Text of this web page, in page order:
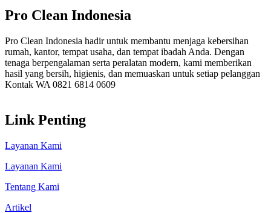
Pro Clean Indonesia
Pro Clean Indonesia hadir untuk membantu menjaga kebersihan
rumah, kantor, tempat usaha, dan tempat ibadah Anda. Dengan
tenaga berpengalaman serta peralatan modern, kami memberikan
hasil yang bersih, higienis, dan memuaskan untuk setiap pelanggan
Kontak WA 0821 6814 0609
Link Penting
Layanan Kami
Layanan Kami
Tentang Kami
Artikel